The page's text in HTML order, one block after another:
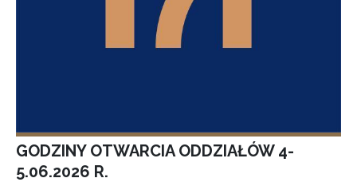
GODZINY OTWARCIA ODDZIAŁÓW 4-
5.06.2026 R.